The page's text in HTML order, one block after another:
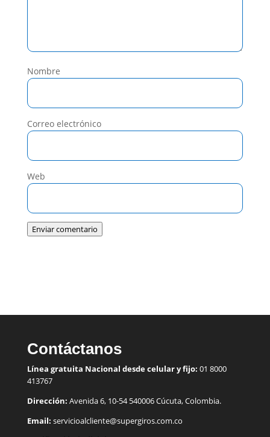
Nombre
Correo electrónico
Web
Enviar comentario
Contáctanos
Línea gratuita Nacional desde celular y fijo: 01 8000
413767
Dirección: Avenida 6, 10-54 540006 Cúcuta, Colombia.
Email: servicioalcliente@supergiros.com.co